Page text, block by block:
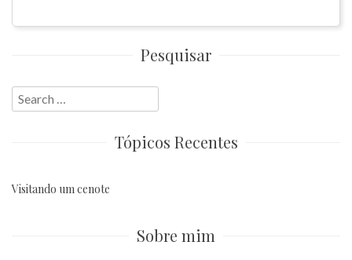
Pesquisar
Search
for:
Tópicos Recentes
Visitando um cenote
Sobre mim